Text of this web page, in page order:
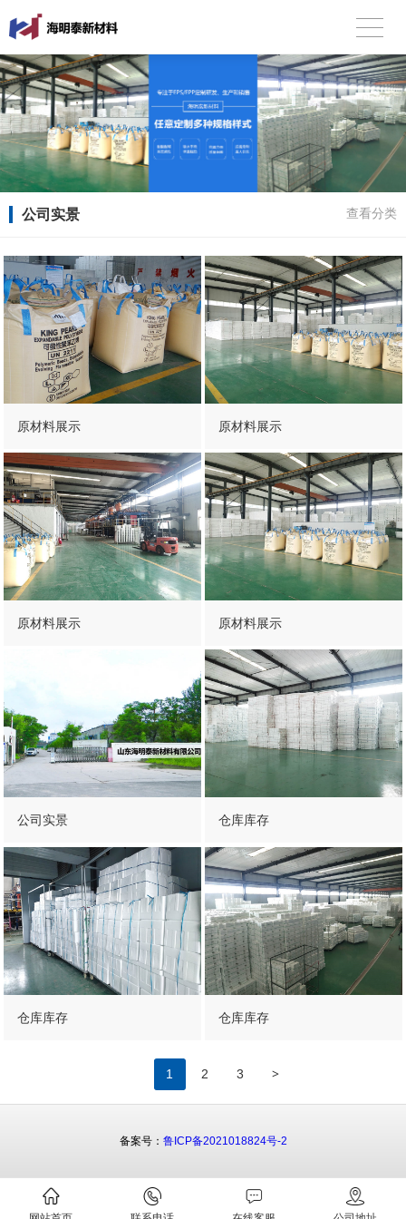
公司实景 查看分类
原材料展示 原材料展示
原材料展示 原材料展示
公司实景 仓库库存
仓库库存 仓库库存
1 2 3 >
备案号： 鲁ICP备2021018824号-2